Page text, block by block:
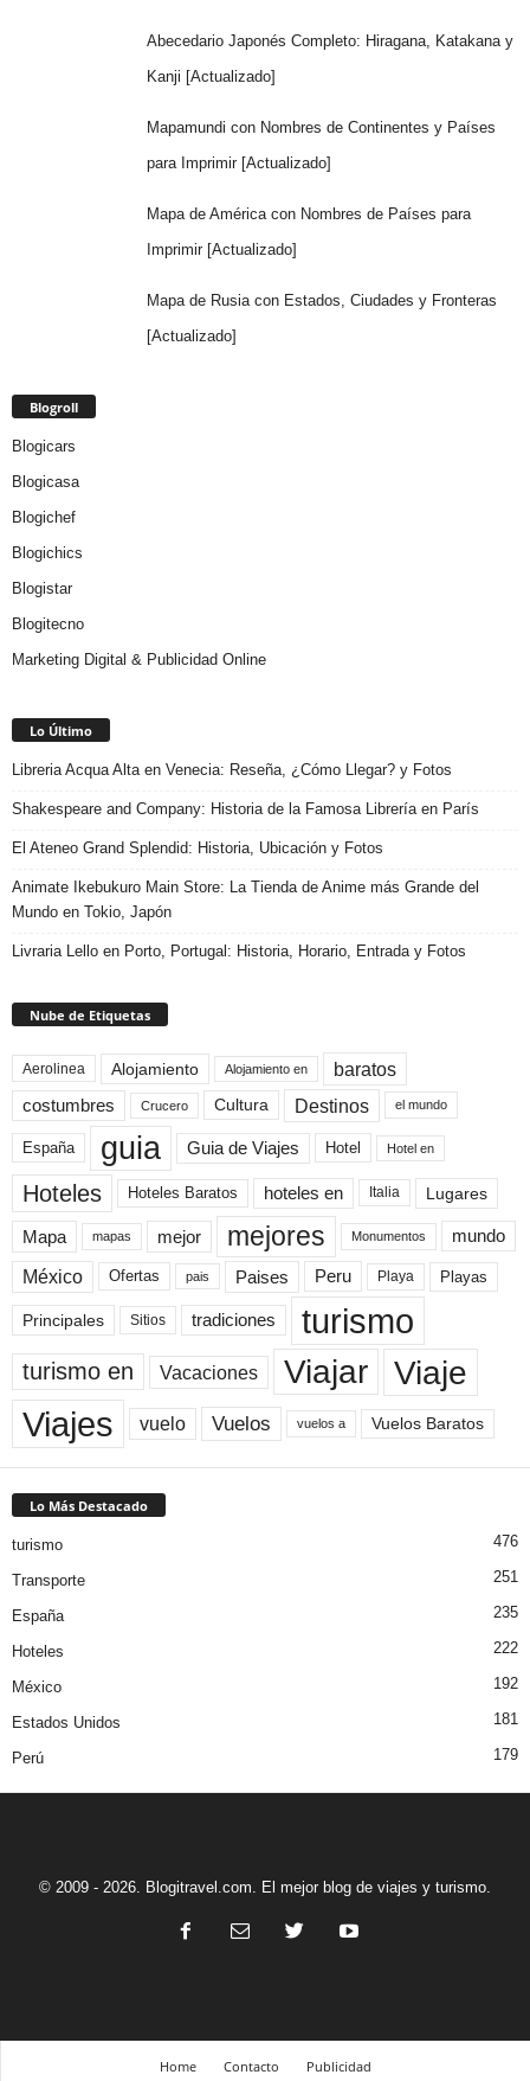
Abecedario Japonés Completo: Hiragana, Katakana y
Kanji [Actualizado]
Mapamundi con Nombres de Continentes y Países
para Imprimir [Actualizado]
Mapa de América con Nombres de Países para
Imprimir [Actualizado]
Mapa de Rusia con Estados, Ciudades y Fronteras
[Actualizado]
Blogroll
Blogicars
Blogicasa
Blogichef
Blogichics
Blogistar
Blogitecno
Marketing Digital & Publicidad Online
Lo Último
Libreria Acqua Alta en Venecia: Reseña, ¿Cómo Llegar? y Fotos
Shakespeare and Company: Historia de la Famosa Librería en París
El Ateneo Grand Splendid: Historia, Ubicación y Fotos
Animate Ikebukuro Main Store: La Tienda de Anime más Grande del
Mundo en Tokio, Japón
Livraria Lello en Porto, Portugal: Historia, Horario, Entrada y Fotos
Nube de Etiquetas
Aerolinea Alojamiento Alojamiento en baratos
costumbres Crucero Cultura Destinos el mundo
España guia Guia de Viajes Hotel Hotel en
Hoteles Hoteles Baratos hoteles en Italia Lugares
Mapa mapas mejor mejores Monumentos mundo
México Ofertas pais Paises Peru Playa Playas
Principales Sitios tradiciones turismo
turismo en Vacaciones Viajar Viaje
Viajes vuelo Vuelos vuelos a Vuelos Baratos
Lo Más Destacado
turismo 476
Transporte 251
España 235
Hoteles 222
México 192
Estados Unidos 181
Perú 179
© 2009 - 2026. Blogitravel.com. El mejor blog de viajes y turismo.
Home Contacto Publicidad